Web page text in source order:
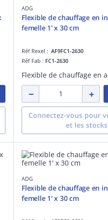
ADG
Flexible de chauffage en
femelle 1' x 30 cm
Réf Rexel : AF9FC1-2630
Réf Fab : FC1-2630
Connectez-vous pour
et les stocks
ADG
Flexible de chauffage en
femelle 1' x 30 cm